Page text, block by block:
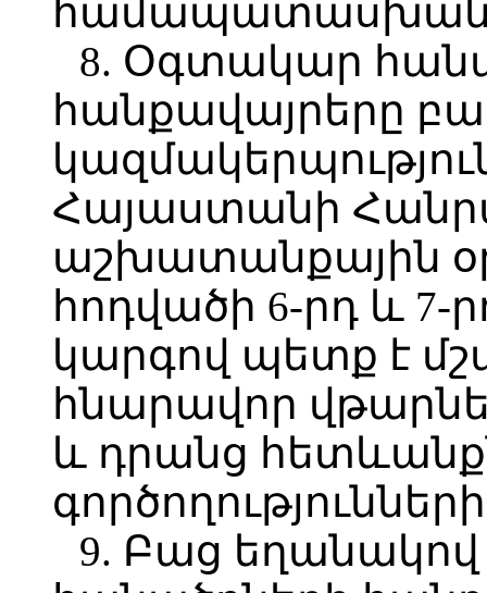
8. Օգտակար
հանքավայրերը
Հայաստանի
աշխատանքային
հոդվածի 6-րդ և
կարգով պետք է
հնարավոր
և դրանց
9. Բաց